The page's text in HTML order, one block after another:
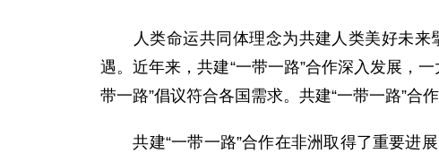
人类命运共同体理念为共建人类美好未来
遇。近年来，共建“一带一路”合作深入发展，
带一路”倡议符合各国需求。共建“一带一路”合
共建“一带一路”合作在非洲取得了重要进展